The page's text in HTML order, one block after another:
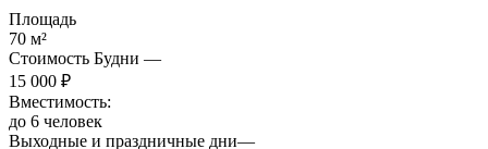
Площадь
70 м²
Стоимость Будни —
15 000 ₽
Вместимость:
до 6 человек
Выходные и праздничные дни—